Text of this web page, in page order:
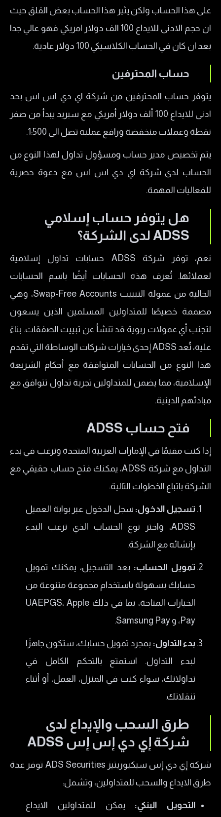
على هذا الحساب ولكن يثير هذا الحساب بعض القلق حيث
ان حجم الادنى للايداع 100 الف دولار امريكي فهو عالي جدا
بعد ان كان في الحساب الكلاسيكي 100 دولار عادية.
حساب المحترفين
يتوفر حساب المحترفين من شركة اي دي اس اس بحد
ادنى للايداع 100 ألف دولار أمريكي مع سبريد يبدأ من صفر
نقطة وعملات منخفضة ورافع عمليه تصل الى 1:500.
يتم تخصيص مدير حساب ومسؤول تداول لهذا النوع من
الحساب لدى شركة اي دي اس اس مع دعوة حصرية
للفعاليات المهمة.
هل يتوفر حساب إسلامي
ADSS لدى الشركة؟
نعم، توفر شركة ADSS حسابات تداول إسلامية
لعملائها. تُعرف هذه الحسابات أيضًا باسم الحسابات
الخالية من عمولة التبييت Swap-Free Accounts، وهي
مصممة خصيصًا للمتداولين المسلمين الذين يسعون
لتجنب أي عمولات ربوية قد تنشأ عن تبييت الصفقات. بناءً
عليه، تُعد ADSS إحدى خيارات شركات الوساطة التي تقدم
هذا النوع من الحسابات المتوافقة مع أحكام الشريعة
الإسلامية، مما يضمن للمتداولين تجربة تداول تتوافق مع
مبادئهم الدينية.
فتح حساب ADSS
إذا كنت مقيمًا في الإمارات العربية المتحدة وترغب في بدء
التداول مع شركة ADSS، يمكنك فتح حساب حقيقي مع
الشركة باتباع الخطوات التالية:
تسجيل الدخول: سجل الدخول عبر بوابة العميل
ADSS، واختر نوع الحساب الذي ترغب البدء
بإنشائه مع الشركة.
تمويل الحساب: بعد التسجيل، يمكنك تمويل
حسابك بسهولة باستخدام مجموعة متنوعة من
الخيارات المتاحة، بما في ذلك UAEPGS، Apple
Pay، و Samsung Pay.
بدء التداول: بمجرد تمويل حسابك، ستكون جاهزًا
لبدء التداول. استمتع بالتحكم الكامل في
تداولاتك، سواء كنت في المنزل، العمل، أو أثناء
تنقلاتك.
طرق السحب والإيداع لدى
شركة إي دي إس إس ADSS
شركة إي دي إس سيكيوريتيز ADS Securities توفر عدة
طرق الايداع والسحب للمتداولين، وتشمل:
التحويل البنكي: يمكن للمتداولين الايداع